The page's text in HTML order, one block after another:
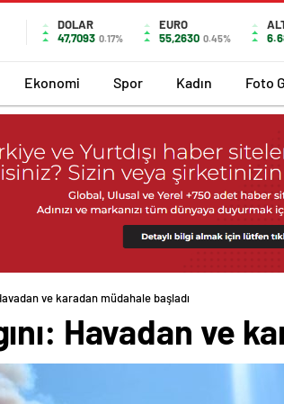
DOLAR
47,7093 0.17%
EURO
55,2630 0.45%
Ekonomi Spor Kadın Foto
ve karadan müdahale başladı
Havadan ve